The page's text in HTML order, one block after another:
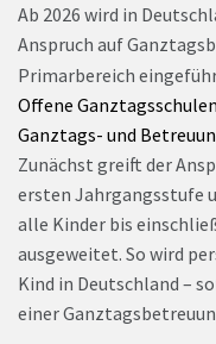
Ab 2026 wird in
Anspruch auf
Primarbereich
Offene
Ganztags- und
Zunächst greift der
ersten Jahrgangsstufe
alle Kinder bis
ausgeweitet. So wird
Kind in Deutschland –
einer